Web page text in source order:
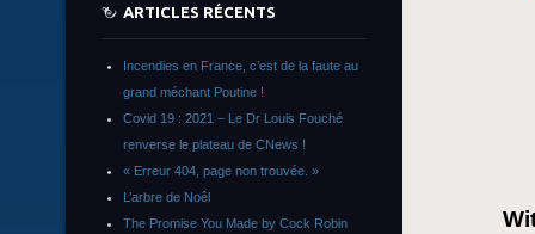
ARTICLES RÉCENTS
Incendies en France, c’est de la faute au
grand méchant Poutine !
Covid 19 : 2021 – Le Dr Louis Fouché
renverse le plateau de CNews !
« Erreur 404, page non trouvée. »
L’arbre de Noêl
The Promise You Made by Cock Robin